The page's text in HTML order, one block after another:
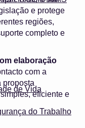
de Vida
do Trabalho
e protege
regiões,
completo e
elaboração
com a
proposta
eficiente e